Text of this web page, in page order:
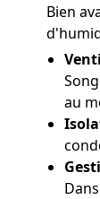
Bien
au